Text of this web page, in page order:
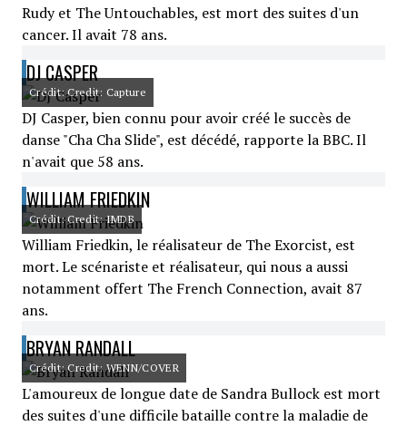
Rudy et The Untouchables, est mort des suites d'un
cancer. Il avait 78 ans.
DJ CASPER
Crédit: Credit: Capture
DJ Casper, bien connu pour avoir créé le succès de
danse "Cha Cha Slide", est décédé, rapporte la BBC. Il
n'avait que 58 ans.
WILLIAM FRIEDKIN
Crédit: Credit: IMDB
William Friedkin, le réalisateur de The Exorcist, est
mort. Le scénariste et réalisateur, qui nous a aussi
notamment offert The French Connection, avait 87
ans.
BRYAN RANDALL
Crédit: Credit: WENN/COVER
L'amoureux de longue date de Sandra Bullock est mort
des suites d'une difficile bataille contre la maladie de